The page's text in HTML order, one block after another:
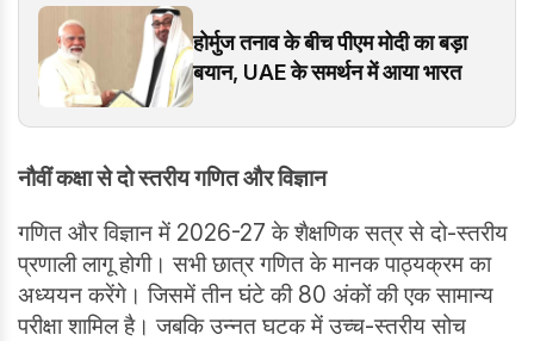
होर्मुज तनाव के बीच पीएम मोदी का बड़ा
बयान, UAE के समर्थन में आया भारत
नौवीं कक्षा से दो स्तरीय गणित और विज्ञान
गणित और विज्ञान में 2026-27 के शैक्षणिक सत्र से दो-स्तरीय
प्रणाली लागू होगी। सभी छात्र गणित के मानक पाठ्यक्रम का
अध्ययन करेंगे। जिसमें तीन घंटे की 80 अंकों की एक सामान्य
परीक्षा शामिल है। जबकि उन्नत घटक में उच्च-स्तरीय सोच